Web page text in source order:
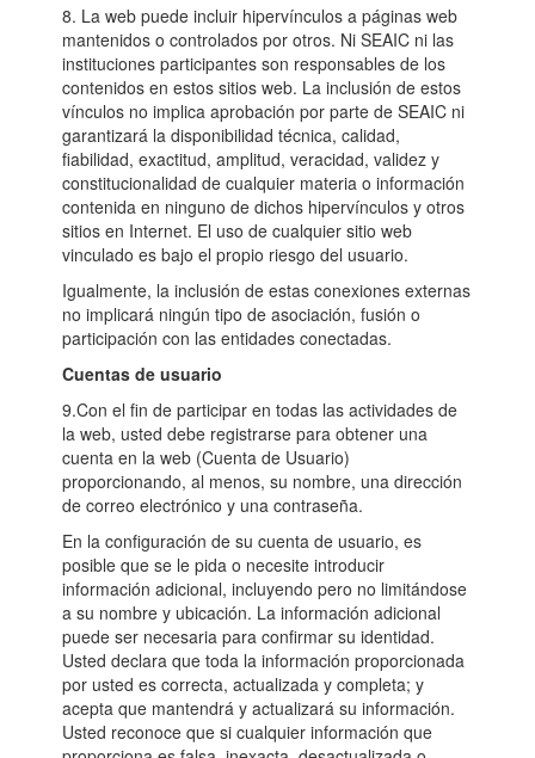
8. La web puede incluir hipervínculos a páginas web
mantenidos o controlados por otros. Ni SEAIC ni las
instituciones participantes son responsables de los
contenidos en estos sitios web. La inclusión de estos
vínculos no implica aprobación por parte de SEAIC ni
garantizará la disponibilidad técnica, calidad,
fiabilidad, exactitud, amplitud, veracidad, validez y
constitucionalidad de cualquier materia o información
contenida en ninguno de dichos hipervínculos y otros
sitios en Internet. El uso de cualquier sitio web
vinculado es bajo el propio riesgo del usuario.
Igualmente, la inclusión de estas conexiones externas
no implicará ningún tipo de asociación, fusión o
participación con las entidades conectadas.
Cuentas de usuario
9.Con el fin de participar en todas las actividades de
la web, usted debe registrarse para obtener una
cuenta en la web (Cuenta de Usuario)
proporcionando, al menos, su nombre, una dirección
de correo electrónico y una contraseña.
En la configuración de su cuenta de usuario, es
posible que se le pida o necesite introducir
información adicional, incluyendo pero no limitándose
a su nombre y ubicación. La información adicional
puede ser necesaria para confirmar su identidad.
Usted declara que toda la información proporcionada
por usted es correcta, actualizada y completa; y
acepta que mantendrá y actualizará su información.
Usted reconoce que si cualquier información que